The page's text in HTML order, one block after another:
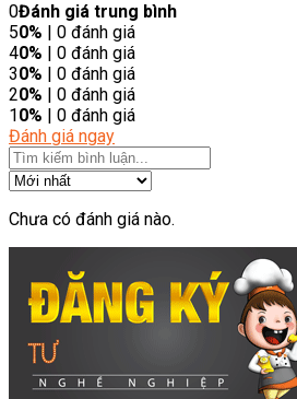
0Đánh giá trung bình
50% | 0 đánh giá
40% | 0 đánh giá
30% | 0 đánh giá
20% | 0 đánh giá
1 0% | 0 đánh giá
Đánh giá ngay
Chưa có đánh giá nào.